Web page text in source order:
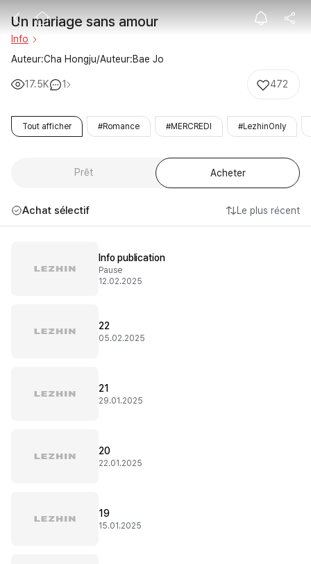
Un mariage
Un mariage sans amour
Info
Auteur:Cha Hongju/Auteur:Bae Jo
17.5K 1 472
Tout afficher #Romance #MERCREDI #LezhinOnly
Prêt Acheter
Achat sélectif Le plus récent
Info publication
Pause
12.02.2025
22
05.02.2025
21
29.01.2025
20
22.01.2025
19
15.01.2025